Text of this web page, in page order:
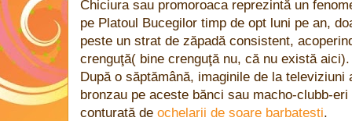
Chiciura sau promoroaca reprezintă un
pe Platoul Bucegilor timp de opt luni pe an,
peste un strat de zăpadă consistent,
crenguţă( bine crenguţă nu, că nu există aici).
După o săptămână, imaginile de la televiziuni
bronzau pe aceste bănci sau macho-clubb-
conturată de ochelarii de soare barbatesti.